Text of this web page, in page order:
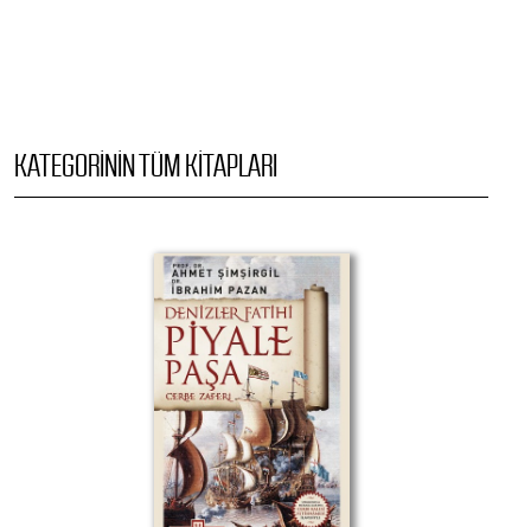
KATEGORININ TÜM KITAPLARI